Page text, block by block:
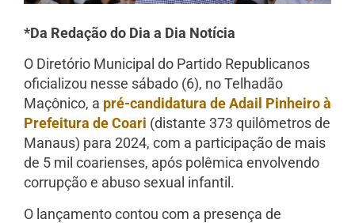
*Da Redação do Dia a Dia Notícia
O Diretório Municipal do Partido Republicanos
oficializou nesse sábado (6), no Telhadão
Maçônico, a pré-candidatura de Adail Pinheiro à
Prefeitura de Coari (distante 373 quilômetros de
Manaus) para 2024, com a participação de mais
de 5 mil coarienses, após polêmica envolvendo
corrupção e abuso sexual infantil.
O lançamento contou com a presença de